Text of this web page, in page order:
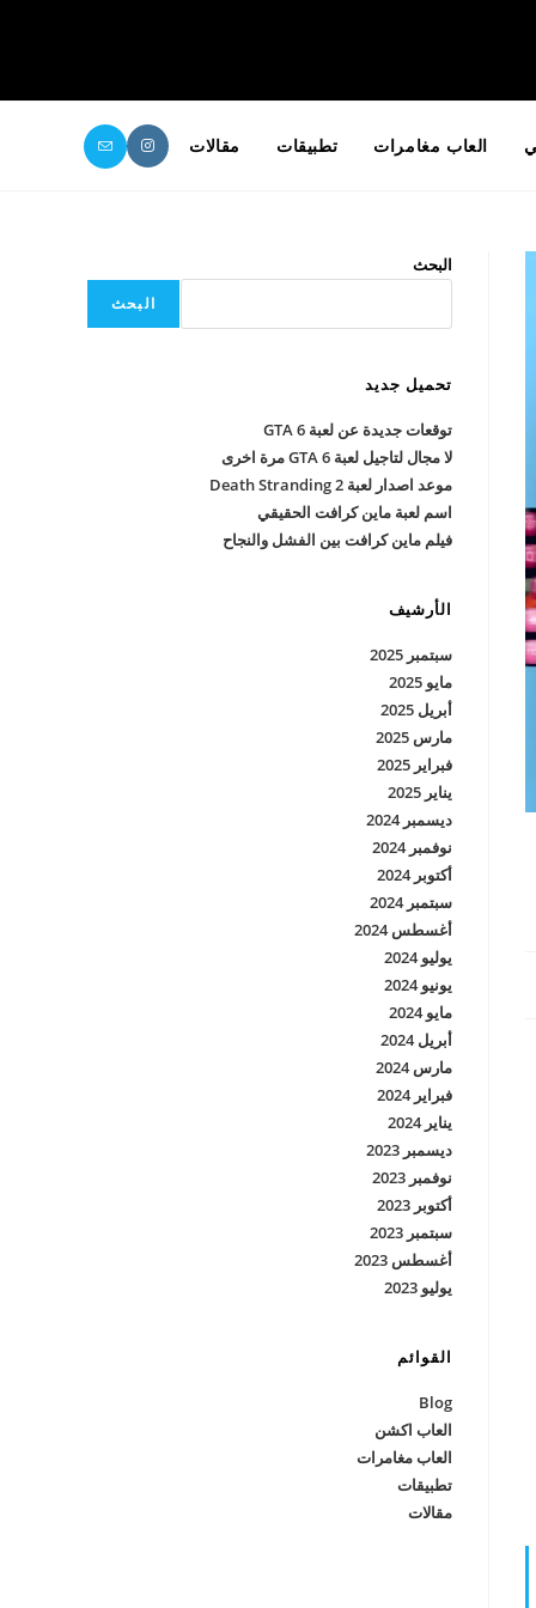
العاب مغامرات تطبيقات مقالات
البحث
البحث
تحميل جديد
توقعات جديدة عن لعبة GTA 6
لا مجال لتاجيل لعبة GTA 6 مرة اخرى
موعد اصدار لعبة Death Stranding 2
اسم لعبة ماين كرافت الحقيقي
فيلم ماين كرافت بين الفشل والنجاح
الأرشيف
سبتمبر 2025
مايو 2025
أبريل 2025
مارس 2025
فبراير 2025
يناير 2025
ديسمبر 2024
نوفمبر 2024
أكتوبر 2024
سبتمبر 2024
أغسطس 2024
يوليو 2024
يونيو 2024
مايو 2024
أبريل 2024
مارس 2024
فبراير 2024
يناير 2024
ديسمبر 2023
نوفمبر 2023
أكتوبر 2023
سبتمبر 2023
أغسطس 2023
يوليو 2023
القوائم
Blog
العاب اكشن
العاب مغامرات
تطبيقات
مقالات